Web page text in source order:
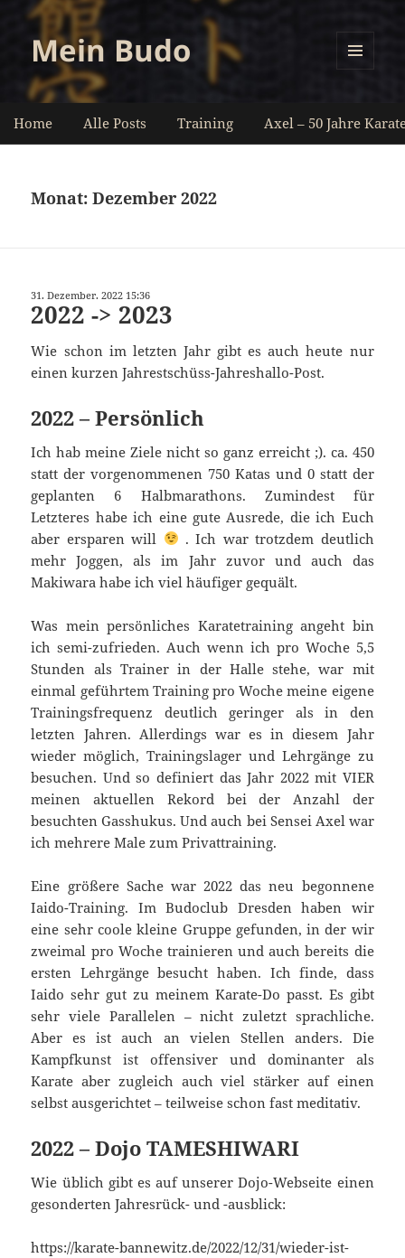
Mein Budo
Home Alle Posts Training Axel – 50 Jahre
Monat:Dezember 2022
31. Dezember. 2022 15:36
2022 -> 2023
Wie schon im letzten Jahr gibt es auch heute nur
einen kurzen Jahrestschüss-Jahreshallo-Post.
2022 – Persönlich
Ich hab meine Ziele nicht so ganz erreicht ;). ca. 450
statt der vorgenommenen 750 Katas und 0 statt der
geplanten 6 Halbmarathons. Zumindest für
Letzteres habe ich eine gute Ausrede, die ich Euch
aber ersparen will
. Ich war trotzdem deutlich
mehr Joggen, als im Jahr zuvor und auch das
Makiwara habe ich viel häufiger gequält.
Was mein persönliches Karatetraining angeht bin
ich semi-zufrieden. Auch wenn ich pro Woche 5,5
Stunden als Trainer in der Halle stehe, war mit
einmal geführtem Training pro Woche meine eigene
Trainingsfrequenz deutlich geringer als in den
letzten Jahren. Allerdings war es in diesem Jahr
wieder möglich, Trainingslager und Lehrgänge zu
besuchen. Und so definiert das Jahr 2022 mit VIER
meinen aktuellen Rekord bei der Anzahl der
besuchten Gasshukus. Und auch bei Sensei Axel war
ich mehrere Male zum Privattraining.
Eine größere Sache war 2022 das neu begonnene
Iaido-Training. Im Budoclub Dresden haben wir
eine sehr coole kleine Gruppe gefunden, in der wir
zweimal pro Woche trainieren und auch bereits die
ersten Lehrgänge besucht haben. Ich finde, dass
Iaido sehr gut zu meinem Karate-Do passt. Es gibt
sehr viele Parallelen – nicht zuletzt sprachliche.
Aber es ist auch an vielen Stellen anders. Die
Kampfkunst ist offensiver und dominanter als
Karate aber zugleich auch viel stärker auf einen
selbst ausgerichtet – teilweise schon fast meditativ.
2022 – Dojo TAMESHIWARI
Wie üblich gibt es auf unserer Dojo-Webseite einen
gesonderten Jahresrück- und -ausblick:
https://karate-bannewitz.de/2022/12/31/wieder-ist-